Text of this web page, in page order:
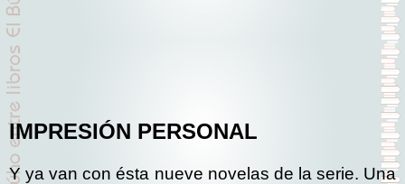
IMPRESIÓN PERSONAL
Y ya van con ésta nueve novelas de la serie. Una